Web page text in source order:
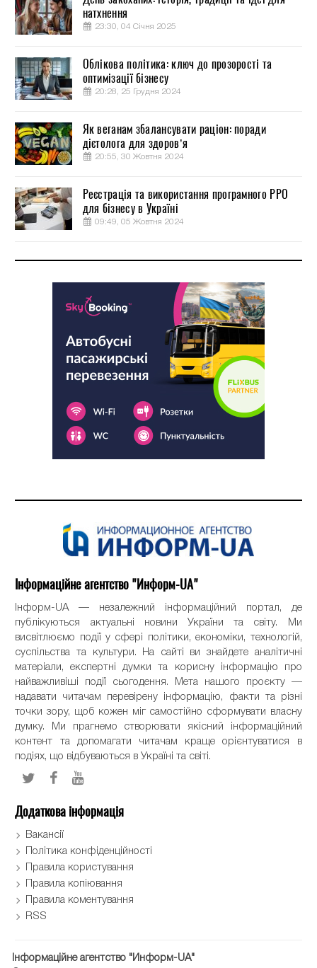
натхнення
23:30, 04 Січня 2025
Облікова політика: ключ до прозорості та
оптимізації бізнесу
20:28, 25 Грудня 2024
Як веганам збалансувати раціон: поради
дієтолога для здоров’я
20:55, 30 Жовтня 2024
Реєстрація та використання програмного РРО
для бізнесу в Україні
09:49, 05 Жовтня 2024
Інформаційне агентство "Информ-UA"
Інформ-UA — незалежний інформаційний портал, де
публікуються актуальні новини України та світу. Ми
висвітлюємо події у сфері політики, економіки, технологій,
суспільства та культури. На сайті ви знайдете аналітичні
матеріали, експертні думки та корисну інформацію про
найважливіші події сьогодення. Мета нашого проєкту —
надавати читачам перевірену інформацію, факти та різні
точки зору, щоб кожен міг самостійно сформувати власну
думку. Ми прагнемо створювати якісний інформаційний
контент та допомагати читачам краще орієнтуватися в
подіях, що відбуваються в Україні та світі.
Додаткова інформація
Вакансії
Політика конфіденційності
Правила користування
Правила копіювання
Правила коментування
RSS
Інформаційне агентство "Информ-UA"